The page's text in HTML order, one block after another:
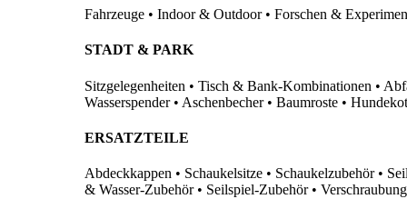
Fahrzeuge • Indoor & Outdoor • Forschen &
STADT & PARK
Sitzgelegenheiten • Tisch & Bank-Kombinationen •
Wasserspender • Aschenbecher • Baumroste •
ERSATZTEILE
Abdeckkappen • Schaukelsitze • Schaukelzubehör •
& Wasser-Zubehör • Seilspiel-Zubehör •